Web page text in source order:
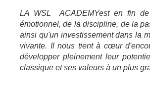
LA WSL ACADEMYest en fin de
émotionnel, de la discipline, de la
ainsi qu'un investissement dans la
vivante. Il nous tient à cœur
développer pleinement leur
classique et ses valeurs à un plus